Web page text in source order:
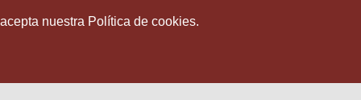
nuestra Política de cookies.